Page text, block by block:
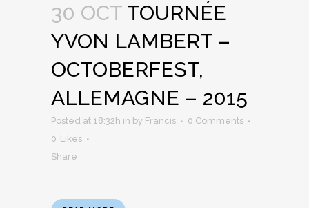
30 OCT TOURNÉE
YVON LAMBERT –
OCTOBERFEST,
ALLEMAGNE – 2015
Posted at 18:32h in by Francis
0 Comments
0 Likes
Share